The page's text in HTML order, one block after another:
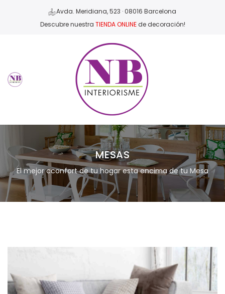
Avda. Meridiana, 523 · 08016 Barcelona
Descubre nuestra TIENDA ONLINEde decoración!
MESAS
El mejor cconfort de tu hogar esta encima de tu Mesa